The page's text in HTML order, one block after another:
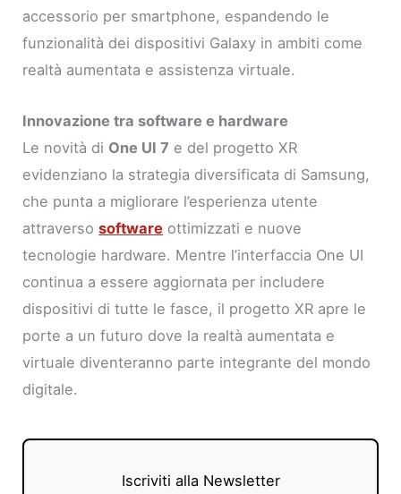
accessorio per smartphone, espandendo le
funzionalità dei dispositivi Galaxy in ambiti come
realtà aumentata e assistenza virtuale.
Innovazione tra software e hardware
Le novità di One UI 7 e del progetto XR
evidenziano la strategia diversificata di Samsung,
che punta a migliorare l’esperienza utente
attraversosoftware ottimizzati e nuove
tecnologie hardware. Mentre l’interfaccia One UI
continua a essere aggiornata per includere
dispositivi di tutte le fasce, il progetto XR apre le
porte a un futuro dove la realtà aumentata e
virtuale diventeranno parte integrante del mondo
digitale.
Iscriviti alla Newsletter